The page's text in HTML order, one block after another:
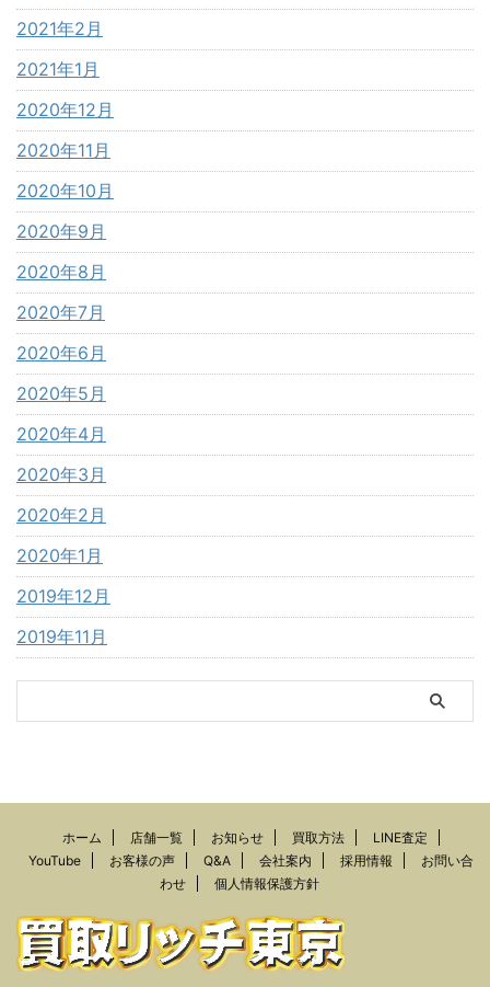
2021年2月
2021年1月
2020年12月
2020年11月
2020年10月
2020年9月
2020年8月
2020年7月
2020年6月
2020年5月
2020年4月
2020年3月
2020年2月
2020年1月
2019年12月
2019年11月
ホーム 店舗一覧 お知らせ 買取方法
LINE査定
YouTube
お客様の声 Q&A 会社案内 採用情報
お問い合
わせ
個人情報保護方針